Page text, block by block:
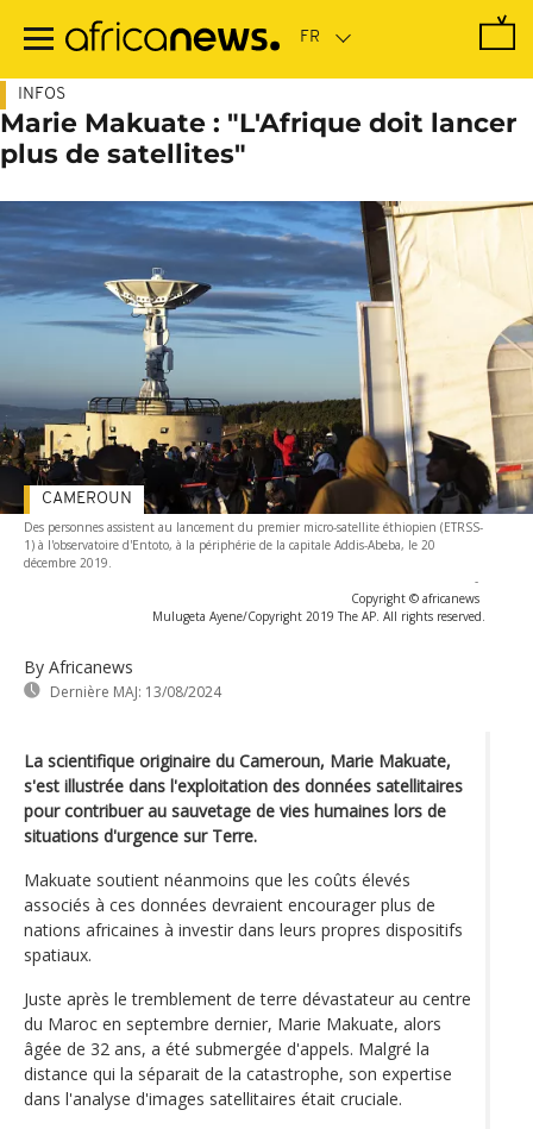
contenu
INFOS
Marie Makuate : "L'Afrique doit lancer
plus de satellites"
Des personnes assistent au lancement du premier micro-satellite éthiopien (ETRSS-
1) à l'observatoire d'Entoto, à la périphérie de la capitale Addis-Abeba, le 20
décembre 2019.
-
Copyright © africanews
Mulugeta Ayene/Copyright 2019 The AP. All rights reserved.
By Africanews
Dernière MAJ: 13/08/2024
CAMEROUN
La scientifique originaire du Cameroun, Marie Makuate,
s'est illustrée dans l'exploitation des données satellitaires
pour contribuer au sauvetage de vies humaines lors de
situations d'urgence sur Terre.
Makuate soutient néanmoins que les coûts élevés
associés à ces données devraient encourager plus de
nations africaines à investir dans leurs propres dispositifs
spatiaux.
Juste après le tremblement de terre dévastateur au centre
du Maroc en septembre dernier, Marie Makuate, alors
âgée de 32 ans, a été submergée d'appels. Malgré la
distance qui la séparait de la catastrophe, son expertise
dans l'analyse d'images satellitaires était cruciale.